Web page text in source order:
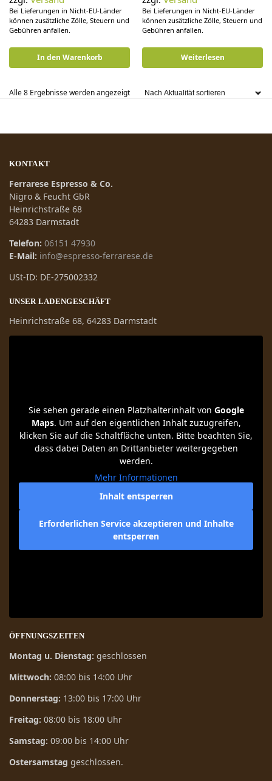
Bei Lieferungen in Nicht-EU-Länder
können zusätzliche Zölle, Steuern und
Gebühren anfallen.
In den Warenkorb
Bei Lieferungen in Nicht-EU-Länder
können zusätzliche Zölle, Steuern und
Gebühren anfallen.
Weiterlesen
Alle 8 Ergebnisse werden angezeigt
KONTAKT
Ferrarese Espresso & Co.
Nigro & Feucht GbR
Heinrichstraße 68
64283 Darmstadt
Telefon: 06151 47930
E-Mail: info@espresso-ferrarese.de
USt-ID: DE-275002332
UNSER LADENGESCHÄFT
Heinrichstraße 68, 64283 Darmstadt
Sie sehen gerade einen Platzhalterinhalt von Google
Maps. Um auf den eigentlichen Inhalt zuzugreifen,
klicken Sie auf die Schaltfläche unten. Bitte beachten Sie,
dass dabei Daten an Drittanbieter weitergegeben
werden.
Mehr Informationen
Inhalt entsperren
Erforderlichen Service akzeptieren und Inhalte
entsperren
ÖFFNUNGSZEITEN
Montag u. Dienstag: geschlossen
Mittwoch: 08:00 bis 14:00 Uhr
Donnerstag: 13:00 bis 17:00 Uhr
Freitag: 08:00 bis 18:00 Uhr
Samstag: 09:00 bis 14:00 Uhr
Ostersamstag geschlossen.